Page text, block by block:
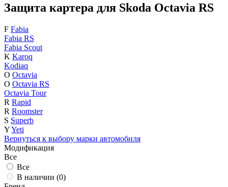
Защита картера для Skoda Octavia RS
F Fabia
Fabia RS
Fabia Scout
K Karoq
Kodiaq
O Octavia
O Octavia RS
Octavia Tour
R Rapid
R Roomster
S Superb
YYeti
Вернуться к выбору марки автомобиля
Модификация
Все
Все
В наличии (0)